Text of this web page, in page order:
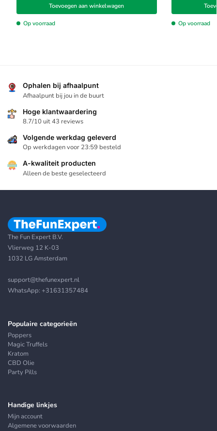
Toevoegen aan winkelwagen
Op voorraad Op voorraad
Ophalen bij afhaalpunt
Afhaalpunt bij jou in de buurt
Hoge klantwaardering
8.7/10 uit 43 reviews
Volgende werkdag geleverd
Op werkdagen voor 23:59 besteld
A-kwaliteit producten
Alleen de beste geselecteerd
The Fun Expert B.V.
Vlierweg 12 K-03
1032 LG Amsterdam
support@thefunexpert.nl
WhatsApp: +31631357484
Populaire categorieën
Poppers
Magic Truffels
Kratom
CBD Olie
Party Pills
Handige linkjes
Mijn account
Algemene voorwaarden